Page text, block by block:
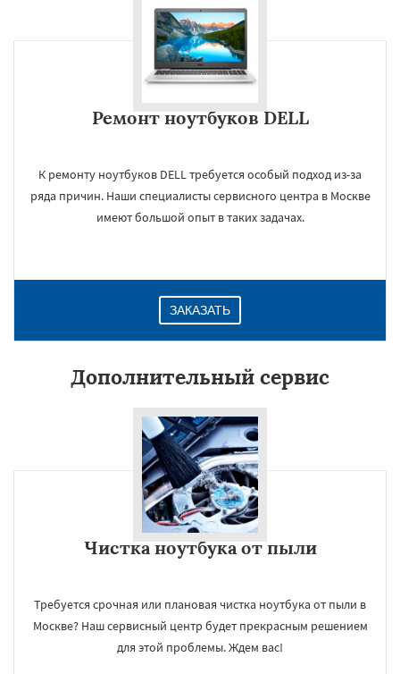
Ремонт ноутбуков DELL
К ремонту ноутбуков DELL требуется особый подход из-за
ряда причин. Наши специалисты сервисного центра в Москве
имеют большой опыт в таких задачах.
ЗАКАЗАТЬ
Дополнительный сервис
Чистка ноутбука от пыли
Требуется срочная или плановая чистка ноутбука от пыли в
Москве? Наш сервисный центр будет прекрасным решением
для этой проблемы. Ждем вас!